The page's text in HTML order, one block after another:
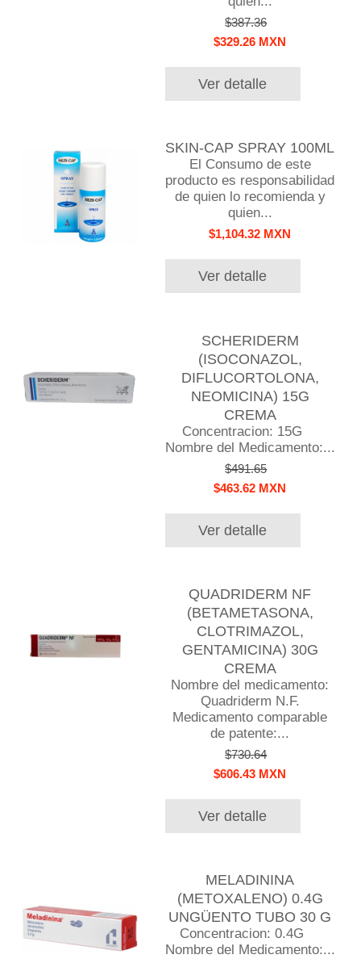
$387.36
$329.26 MXN
Ver detalle
SKIN-CAP SPRAY 100ML
El Consumo de este
producto es responsabilidad
de quien lo recomienda y
quien...
$1,104.32 MXN
Ver detalle
SCHERIDERM
(ISOCONAZOL,
DIFLUCORTOLONA,
NEOMICINA) 15G
CREMA
Concentracion: 15G
Nombre del Medicamento:...
$491.65
$463.62 MXN
Ver detalle
QUADRIDERM NF
(BETAMETASONA,
CLOTRIMAZOL,
GENTAMICINA) 30G
CREMA
Nombre del medicamento:
Quadriderm N.F.
Medicamento comparable
de patente:...
$730.64
$606.43 MXN
Ver detalle
MELADININA
(METOXALENO) 0.4G
UNGÜENTO TUBO 30 G
Concentracion: 0.4G
Nombre del Medicamento:...